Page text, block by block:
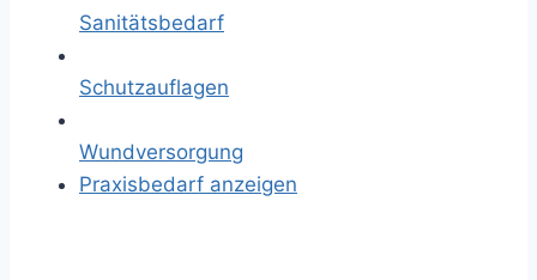
Sanitätsbedarf
Schutzauflagen
Wundversorgung
Praxisbedarf anzeigen